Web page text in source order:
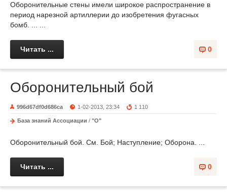
Оборонительные стены имели широкое распространение в
период нарезной артиллерии до изобретения фугасных
бомб. ... ...
0
Читать ...
Оборонительный бой
996d67df0d686ca 1-02-2013, 23:34 1 110
База знаний Ассоциации / "О"
Оборонительный бой. См. Бой; Наступление; Оборона. ...
0
Читать ...